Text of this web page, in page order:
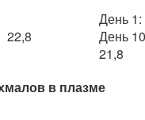
22,8
День 1:
День
21,8
в плазме